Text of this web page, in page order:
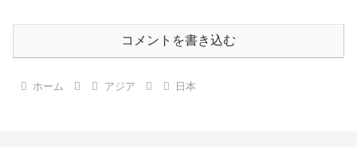
コメントを書き込む
ホーム アジア 日本